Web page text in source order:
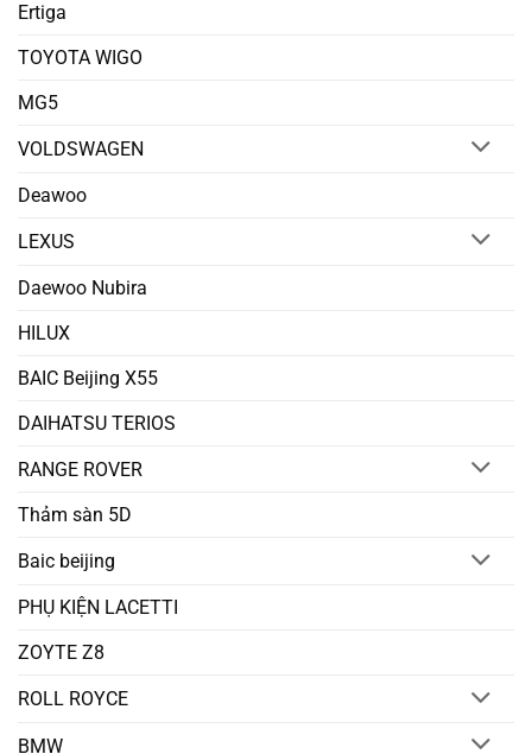
Ertiga
TOYOTA WIGO
MG5
VOLDSWAGEN
Deawoo
LEXUS
Daewoo Nubira
HILUX
BAIC Beijing X55
DAIHATSU TERIOS
RANGE ROVER
Thảm sàn 5D
Baic beijing
PHỤ KIỆN LACETTI
ZOYTE Z8
ROLL ROYCE
BMW